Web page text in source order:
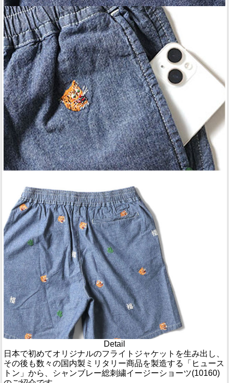
Detail
日本で初めてオリジナルのフライトジャケットを生み出し、
その後も数々の国内製ミリタリー商品を製造する「ヒュース
トン」から、シャンブレー総刺繍イージーショーツ(10160)